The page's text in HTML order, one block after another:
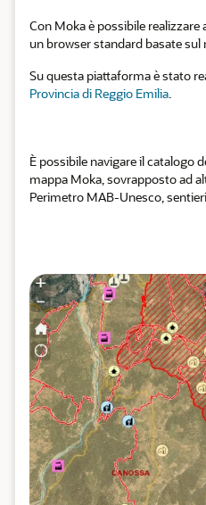
Con Moka è possibile
un browser standard basate sul
Su questa piattaforma è stato
Provincia di Reggio Emilia.
È possibile navigare il catalogo
mappa Moka, sovrapposto ad
Perimetro MAB-Unesco,